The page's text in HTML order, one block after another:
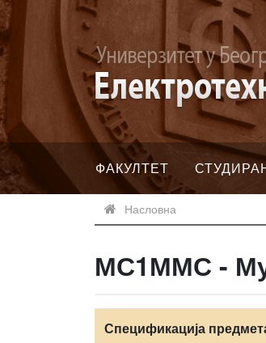
ФАКУЛТЕТ
Насловна
МС1ММС -
Спецификација